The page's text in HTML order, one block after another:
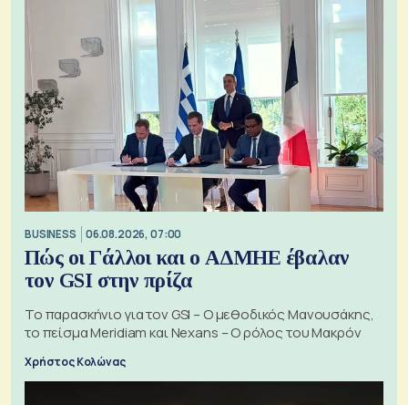
BUSINESS 06.08.2026, 07:00
Πώς οι Γάλλοι και ο ΑΔΜΗΕ έβαλαν
τον GSI στην πρίζα
Το παρασκήνιο για τον GSI – Ο μεθοδικός Μανουσάκης,
το πείσμα Meridiam και Nexans – Ο ρόλος του Μακρόν
Χρήστος Κολώνας